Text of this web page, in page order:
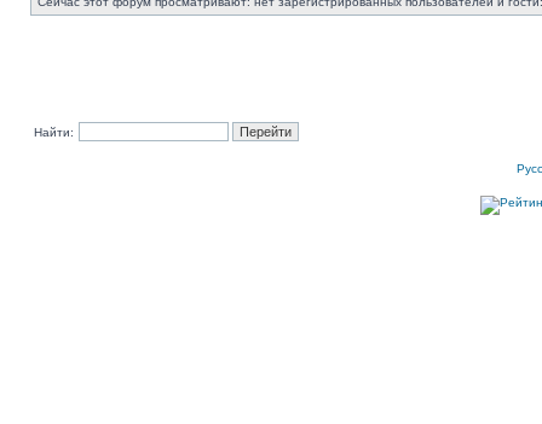
Найти: